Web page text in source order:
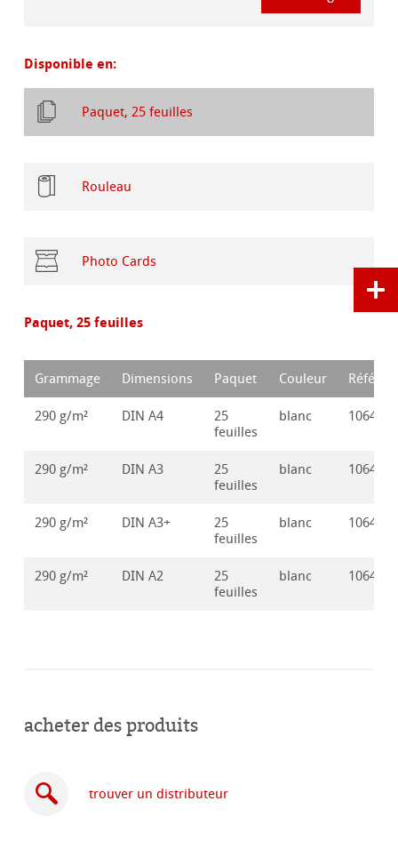
Disponible en:
Paquet, 25 feuilles
Rouleau
Photo Cards
Paquet, 25 feuilles
Grammage Dimensions Paquet Couleur
290 g/m² DIN A4
25
feuilles
blanc
290 g/m² DIN A3
25
feuilles
blanc
290 g/m² DIN A3+
25
feuilles
blanc
290 g/m² DIN A2
25
feuilles
blanc
acheter des produits
trouver un distributeur